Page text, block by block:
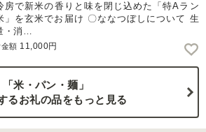
房で新米の香りと味を閉じ込めた「特Aラン
」を玄米でお届け 〇ななつぼしについて 生
・消…
額 11,000円
「米・パン・麺」
るお礼の品をもっと見る